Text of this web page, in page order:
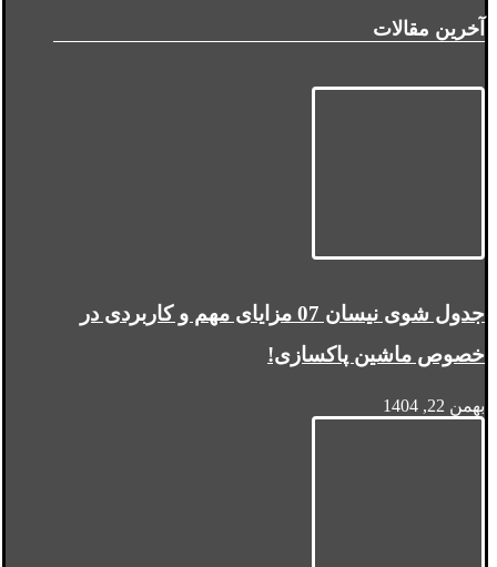
آخرین مقالات
جدول شوی نیسان 07 مزایای مهم و کاربردی در
خصوص ماشین پاکسازی!
بهمن 22, 1404